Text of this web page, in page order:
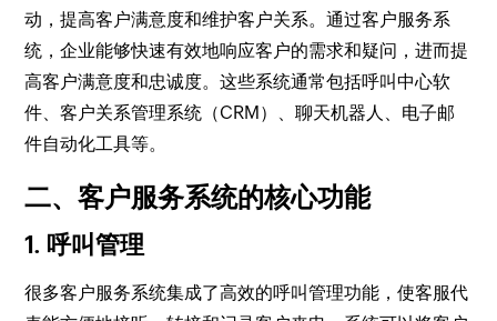
动，提高客户满意度和维护客户关系。通过客户服务系
统，企业能够快速有效地响应客户的需求和疑问，进而提
高客户满意度和忠诚度。这些系统通常包括呼叫中心软
件、客户关系管理系统（CRM）、聊天机器人、电子邮
件自动化工具等。
二、客户服务系统的核心功能
1. 呼叫管理
很多客户服务系统集成了高效的呼叫管理功能，使客服代